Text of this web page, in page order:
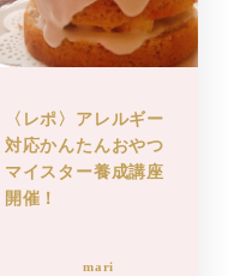
〈レポ〉アレルギー
対応かんたんおやつ
マイスター養成講座
開催！
mari